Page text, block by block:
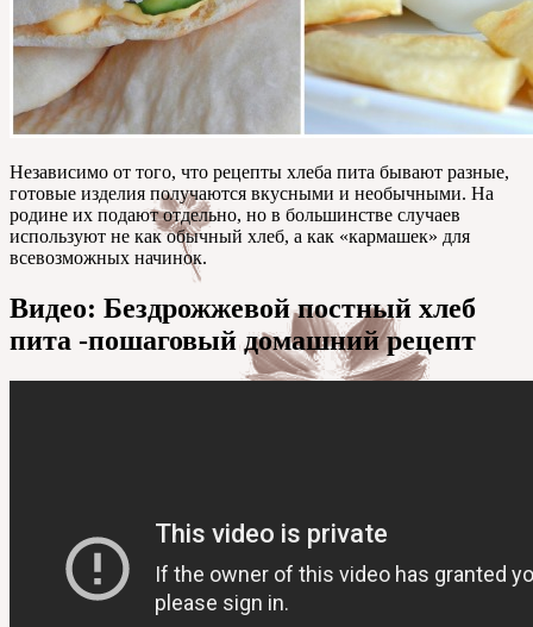
Независимо от того, что рецепты хлеба пита бывают разные,
готовые изделия получаются вкусными и необычными. На
родине их подают отдельно, но в большинстве случаев
используют не как обычный хлеб, а как «кармашек» для
всевозможных начинок.
Видео: Бездрожжевой постный хлеб
пита -пошаговый домашний рецепт